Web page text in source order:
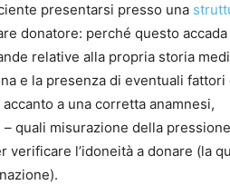
presentarsi presso una
donatore: perché questo accada
relative alla propria storia
e la presenza di eventuali fattori
a una corretta anamnesi,
quali misurazione della pressione
verificare l’idoneità a donare (la